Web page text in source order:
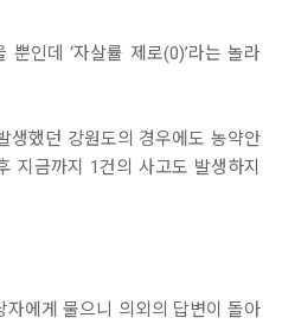
인데 ‘자살률 제로(0)’라는 놀라
생했던 강원도의 경우에도 농약안
지금까지 1건의 사고도 발생하지
에게 물으니 의외의 답변이 돌아